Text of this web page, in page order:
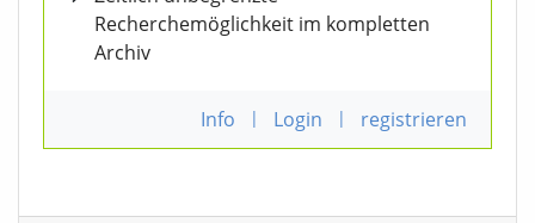
Recherchemöglichkeit im kompletten
Archiv
Info | Login | registrieren